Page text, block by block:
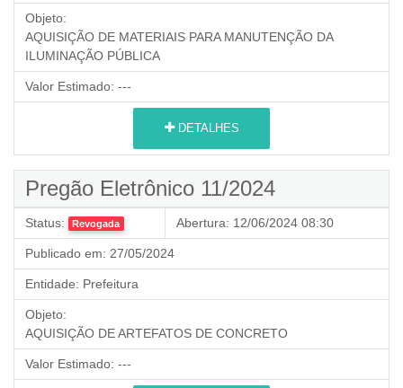
Objeto:
AQUISIÇÃO DE MATERIAIS PARA MANUTENÇÃO DA
ILUMINAÇÃO PÚBLICA
Valor Estimado: ---
DETALHES
Pregão Eletrônico 11/2024
Status: Revogada Abertura: 12/06/2024 08:30
Publicado em: 27/05/2024
Entidade: Prefeitura
Objeto:
AQUISIÇÃO DE ARTEFATOS DE CONCRETO
Valor Estimado: ---